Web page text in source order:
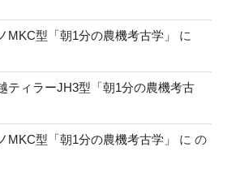
MKC型「朝1分の農機考古学」
に
ティラーJH3型「朝1分の農機考古
MKC型「朝1分の農機考古学」 に の